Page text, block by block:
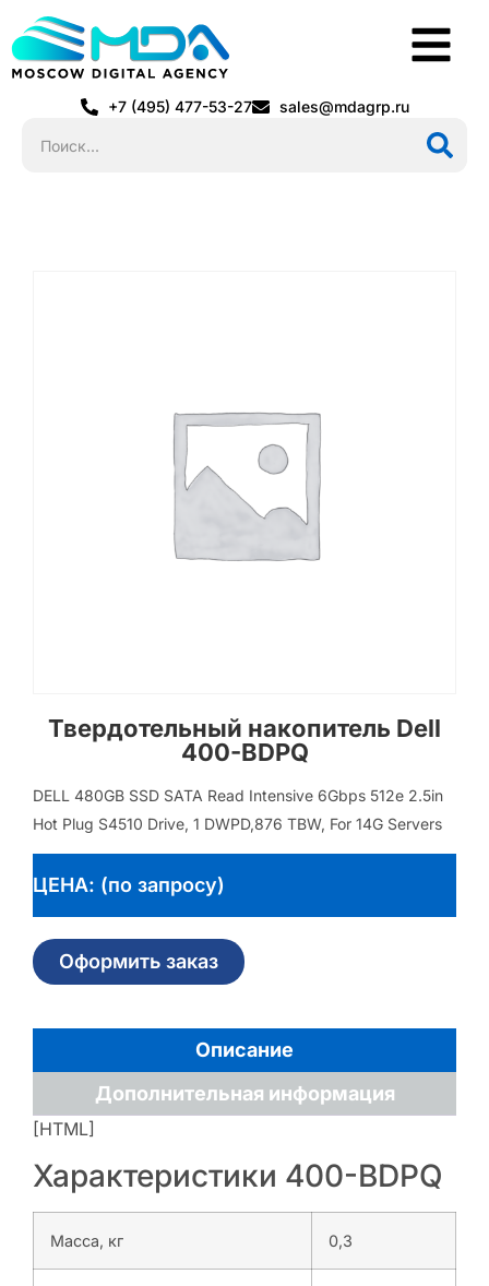
+7 (495) 477-53-27 sales@mdagrp.ru
Твердотельный накопитель Dell
400-BDPQ
DELL 480GB SSD SATA Read Intensive 6Gbps 512e 2.5in
Hot Plug S4510 Drive, 1 DWPD,876 TBW, For 14G Servers
ЦЕНА: (по запросу)
Оформить заказ
Описание
Дополнительная информация
[HTML]
Характеристики 400-BDPQ
Масса, кг 0,3